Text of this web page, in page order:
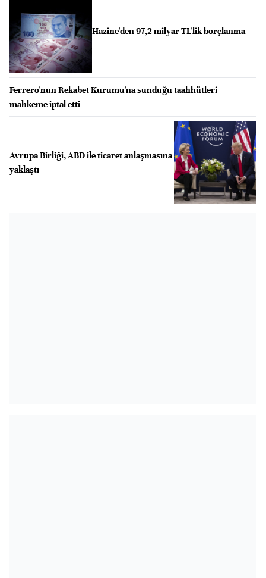
Hazine'den 97,2 milyar TL'lik borçlanma
Ferrero'nun Rekabet Kurumu'na sunduğu taahhütleri
mahkeme iptal etti
Avrupa Birliği, ABD ile ticaret anlaşmasına
yaklaştı